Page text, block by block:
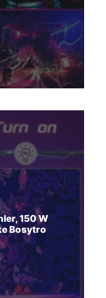
150 W
Bosytro